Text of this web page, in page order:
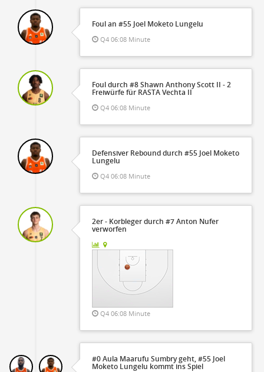
Foul an #55 Joel Moketo Lungelu
Q4 06:08 Minute
Foul durch #8 Shawn Anthony Scott II - 2
Freiwürfe für RASTA Vechta II
Q4 06:08 Minute
Defensiver Rebound durch #55 Joel Moketo
Lungelu
Q4 06:08 Minute
2er - Korbleger durch #7 Anton Nufer
verworfen
Q4 06:08 Minute
#0 Aula Maarufu Sumbry geht, #55 Joel
Moketo Lungelu kommt ins Spiel